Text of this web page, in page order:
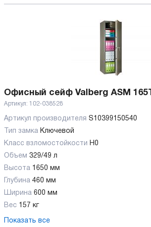
Офисный сейф Valberg ASM 165T
Артикул: 102-038528
Артикул производителя S10399150540
Тип замка Ключевой
Класс взломостойкости H0
Объем 329/49 л
Высота 1650 мм
Глубина 460 мм
Ширина 600 мм
Вес 157 кг
Показать все